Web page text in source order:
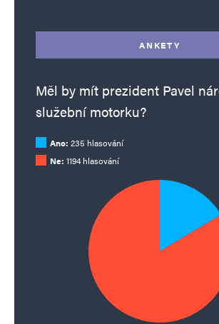
ANKETY
Měl by mít prezident Pavel
služební motorku?
Ano: 235 hlasování
Ne: 1194 hlasování